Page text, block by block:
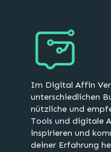
Im Digital Affin
unterschiedlichen
nützliche und
Tools und digitale
inspirieren und
deiner Erfahrung